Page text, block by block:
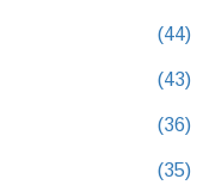
(44)
(43)
(36)
(35)